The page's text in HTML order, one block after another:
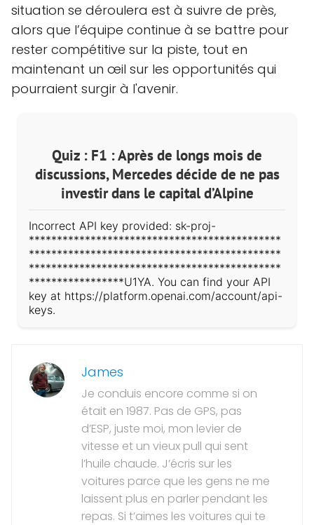
situation se déroulera est à suivre de près,
alors que l’équipe continue à se battre pour
rester compétitive sur la piste, tout en
maintenant un œil sur les opportunités qui
pourraient surgir à l'avenir.
Quiz : F1 : Après de longs mois de
discussions, Mercedes décide de ne pas
investir dans le capital d’Alpine
Incorrect API key provided: sk-proj-
*********************************************
*********************************************
*********************************************
*****************U1YA. You can find your API
key at https://platform.openai.com/account/api-
keys.
James
Je conduis encore comme si on
était en 1987. Pas de GPS, pas
d’ESP, juste moi, mon levier de
vitesse et un vieux pull qui sent
l’huile chaude. J’écris sur les
voitures parce que les gens ne me
laissent plus en parler pendant les
repas. Si t’aimes les voitures qui te